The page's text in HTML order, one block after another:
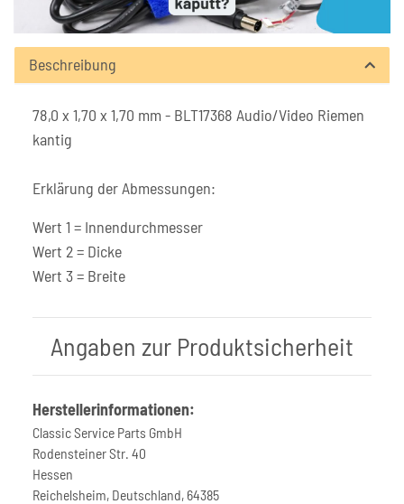
Beschreibung
78,0 x 1,70 x 1,70 mm - BLT17368 Audio/Video Riemen
kantig
Erklärung der Abmessungen:
Wert 1 = Innendurchmesser
Wert 2 = Dicke
Wert 3 = Breite
Angaben zur Produktsicherheit
Herstellerinformationen:
Classic Service Parts GmbH
Rodensteiner Str. 40
Hessen
Reichelsheim, Deutschland, 64385